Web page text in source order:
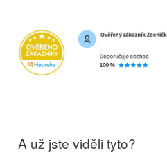
A už jste viděli tyto?